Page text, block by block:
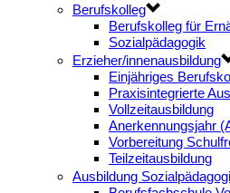
Berufskolleg
Berufskolleg für
Sozialpädagogik
Erzieher/innenausbildung
Einjähriges
Praxisintegrierte
Vollzeitausbildung
Anerkennungsjahr
Vorbereitung
Teilzeitausbildung
Ausbildung